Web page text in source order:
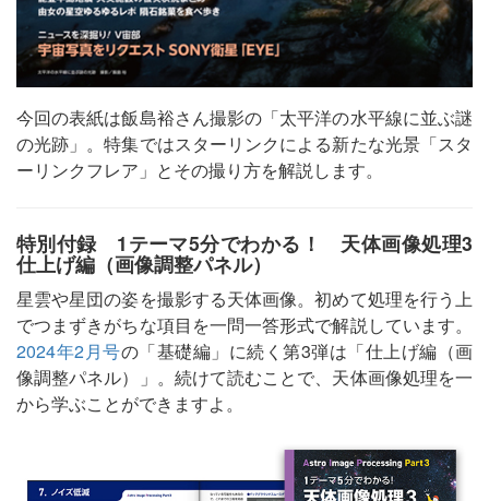
今回の表紙は飯島裕さん撮影の「太平洋の水平線に並ぶ謎
の光跡」。特集ではスターリンクによる新たな光景「スタ
ーリンクフレア」とその撮り方を解説します。
特別付録 1テーマ5分でわかる！ 天体画像処理3
仕上げ編（画像調整パネル）
星雲や星団の姿を撮影する天体画像。初めて処理を行う上
でつまずきがちな項目を一問一答形式で解説しています。
2024年2月号の「基礎編」に続く第3弾は「仕上げ編（画
像調整パネル）」。続けて読むことで、天体画像処理を一
から学ぶことができますよ。